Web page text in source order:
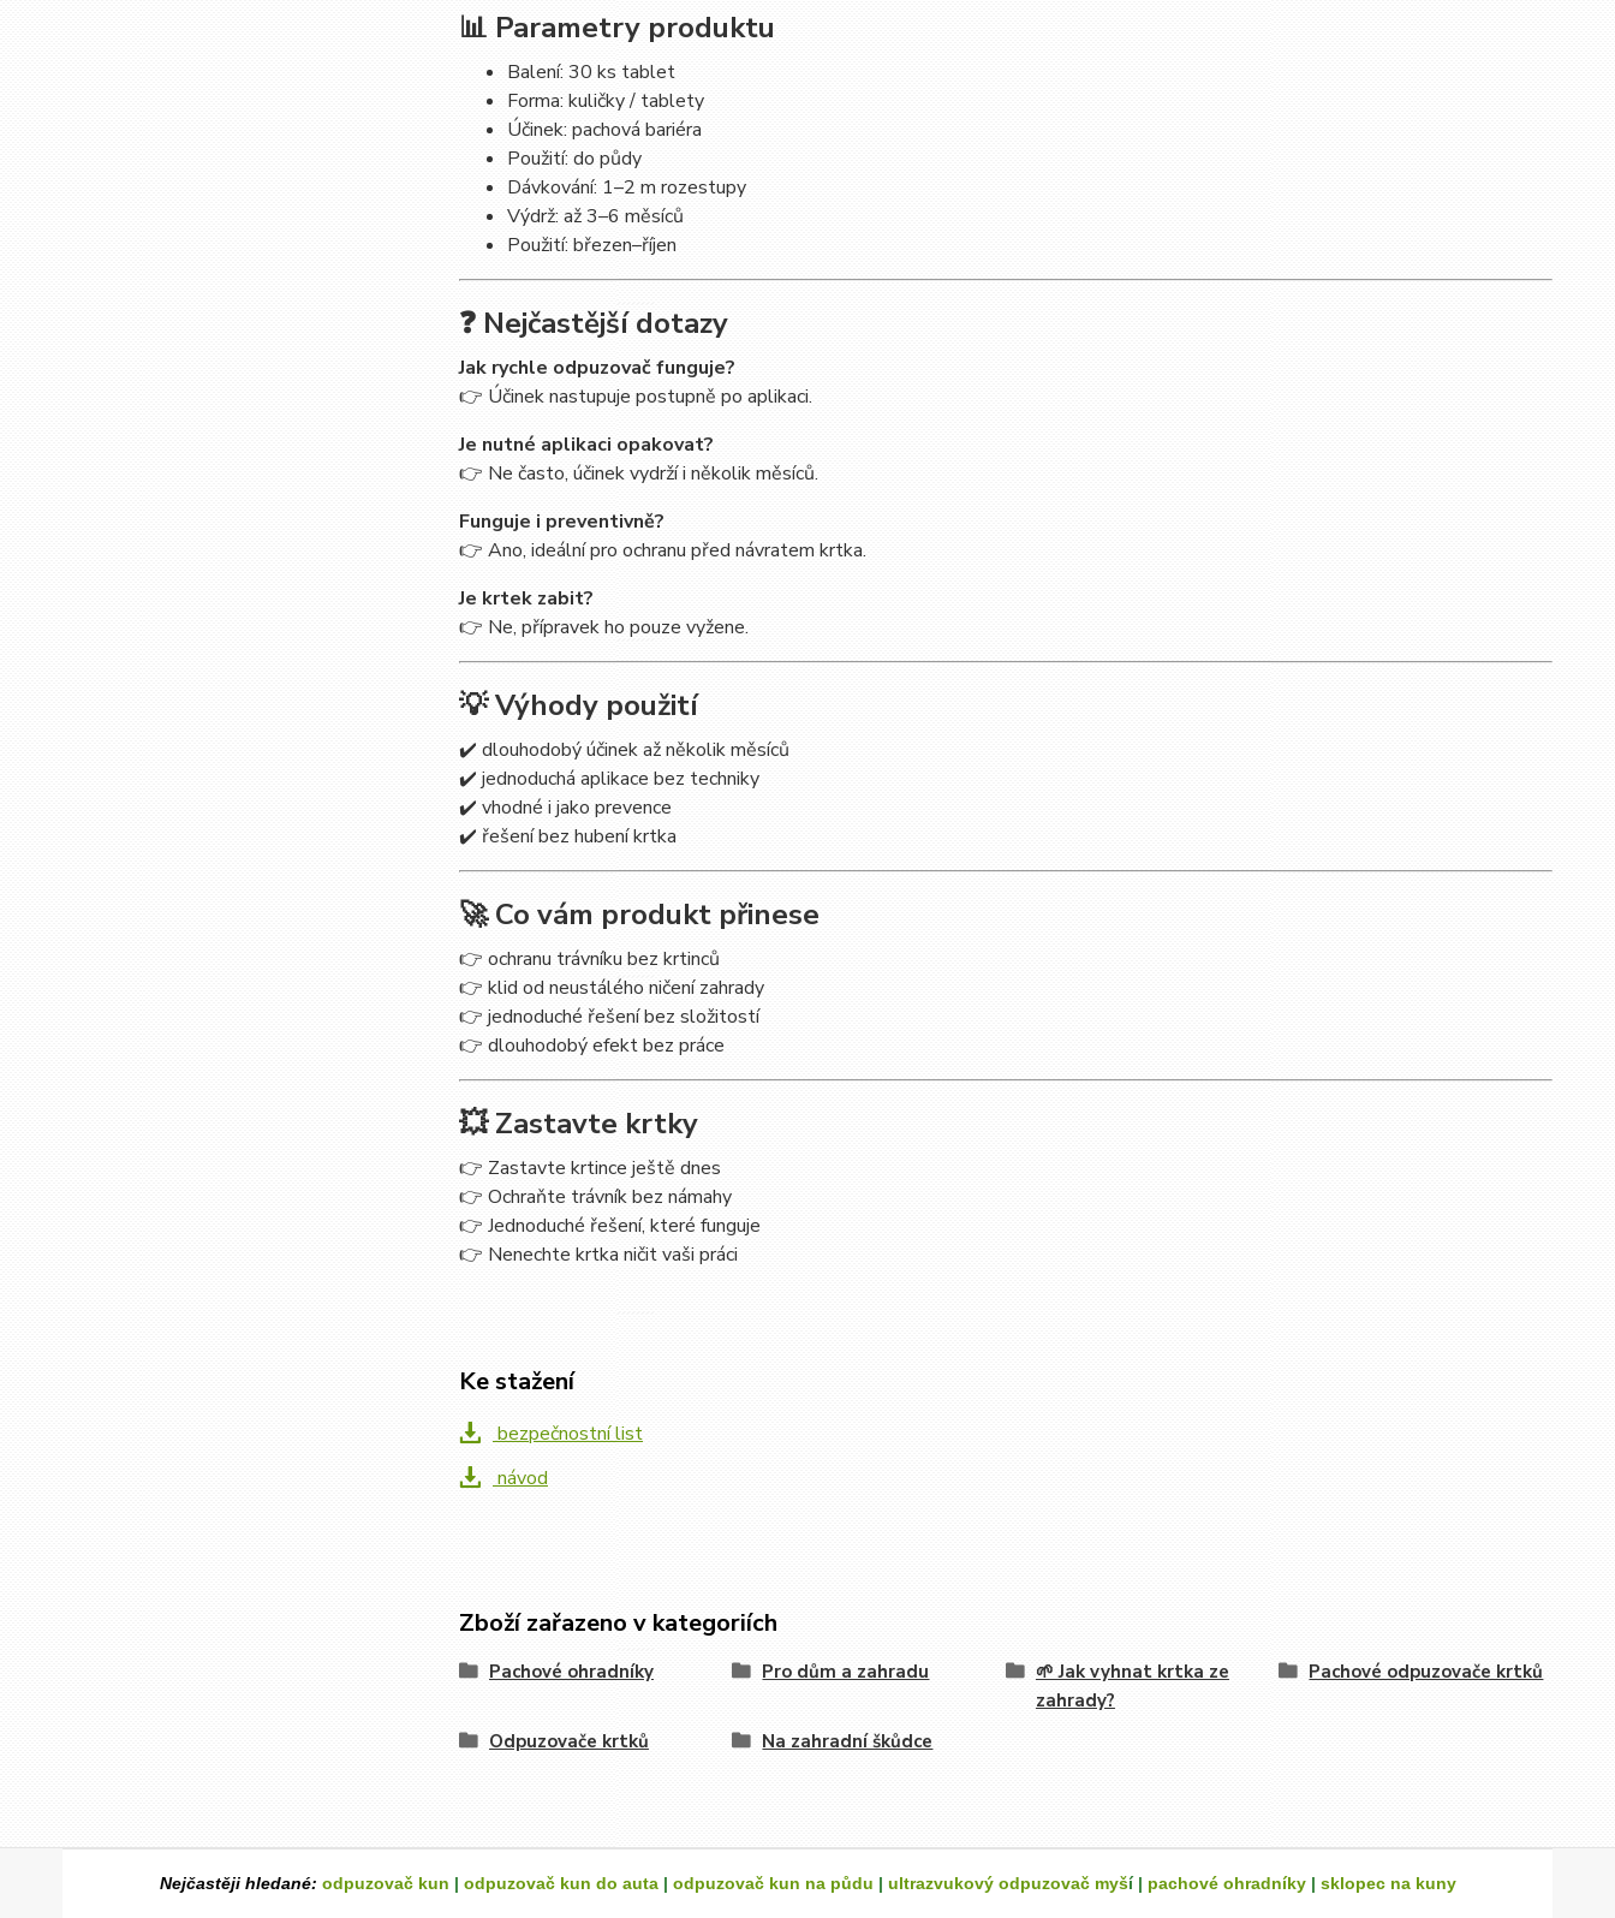
📊 Parametry produktu
Balení: 30 ks tablet
Forma: kuličky / tablety
Účinek: pachová bariéra
Použití: do půdy
Dávkování: 1–2 m rozestupy
Výdrž: až 3–6 měsíců
Použití: březen–říjen
❓ Nejčastější dotazy
Jak rychle odpuzovač funguje?
👉 Účinek nastupuje postupně po aplikaci.
Je nutné aplikaci opakovat?
👉 Ne často, účinek vydrží i několik měsíců.
Funguje i preventivně?
👉 Ano, ideální pro ochranu před návratem krtka.
Je krtek zabit?
👉 Ne, přípravek ho pouze vyžene.
💡 Výhody použití
✔️ dlouhodobý účinek až několik měsíců
✔️ jednoduchá aplikace bez techniky
✔️ vhodné i jako prevence
✔️ řešení bez hubení krtka
🚀 Co vám produkt přinese
👉 ochranu trávníku bez krtinců
👉 klid od neustálého ničení zahrady
👉 jednoduché řešení bez složitostí
👉 dlouhodobý efekt bez práce
💥 Zastavte krtky
👉 Zastavte krtince ještě dnes
👉 Ochraňte trávník bez námahy
👉 Jednoduché řešení, které funguje
👉 Nenechte krtka ničit vaši práci
Ke stažení
bezpečnostní list
návod
Zboží zařazeno v kategoriích
Pachové ohradníky Pro dům a zahradu
🌱 Jak vyhnat krtka ze
zahrady?
Pachové odpuzovače krtků
Odpuzovače krtků Na zahradní škůdce
Nejčastěji hledané: odpuzovač kun | odpuzovač kun do auta| odpuzovač kun na půdu | ultrazvukový odpuzovač myší | pachové ohradníky| sklopec na kuny